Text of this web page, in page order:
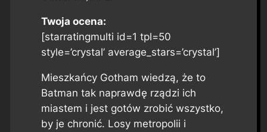
Twoja ocena:
[starratingmulti id=1 tpl=50
style=’crystal’ average_stars=’crystal’]
Mieszkańcy Gotham wiedzą, że to
Batman tak naprawdę rządzi ich
miastem i jest gotów zrobić wszystko,
by je chronić. Losy metropolii i